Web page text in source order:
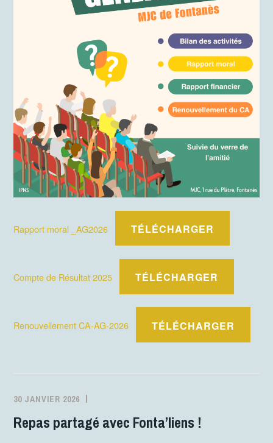
Rapport moral _AG2026 TÉLÉCHARGER
Compte de Résultat 2025 TÉLÉCHARGER
Renouvellement CA-AG-2026 TÉLÉCHARGER
30 JANVIER 2026
Repas partagé avec Fonta’liens !